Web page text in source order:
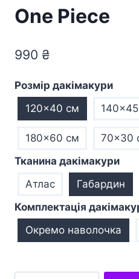
One Piece
990 ₴
Розмір дакімакури
120x40 см
180x60 см
70×30
Тканина дакімакури
Атлас
Габардин
Комплектація
Окремо наволочка